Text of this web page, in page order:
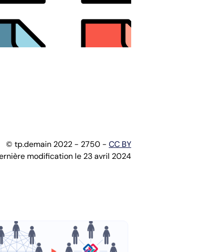
© tp.demain 2022 - 2750 - CC BY
modification le 23 avril 2024